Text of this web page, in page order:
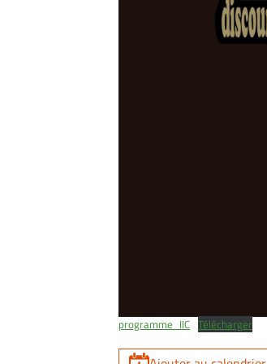
programme_IIC Télécharger